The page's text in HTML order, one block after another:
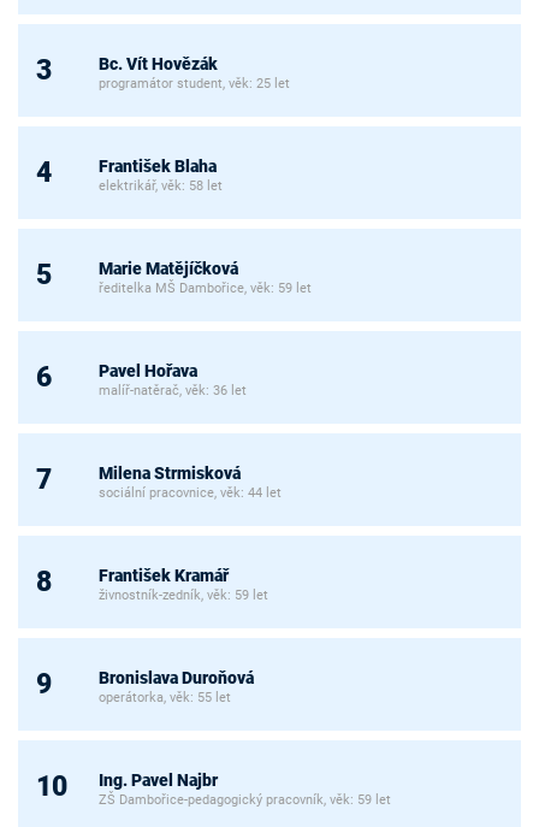
3 Bc. Vít Hovězák
programátor student, věk: 25 let
4 František Blaha
elektrikář, věk: 58 let
5 Marie Matějíčková
ředitelka MŠ Dambořice, věk: 59 let
6 Pavel Hořava
malíř-natěrač, věk: 36 let
7 Milena Strmisková
sociální pracovnice, věk: 44 let
8 František Kramář
živnostník-zedník, věk: 59 let
9 Bronislava Duroňová
operátorka, věk: 55 let
10 Ing. Pavel Najbr
ZŠ Dambořice-pedagogický pracovník, věk: 59 let